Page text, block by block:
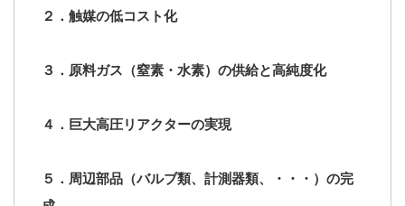
２．触媒の低コスト化
３．原料ガス（窒素・水素）の供給と高純度化
４．巨大高圧リアクターの実現
５．周辺部品（バルブ類、計測器類、・・・）の完